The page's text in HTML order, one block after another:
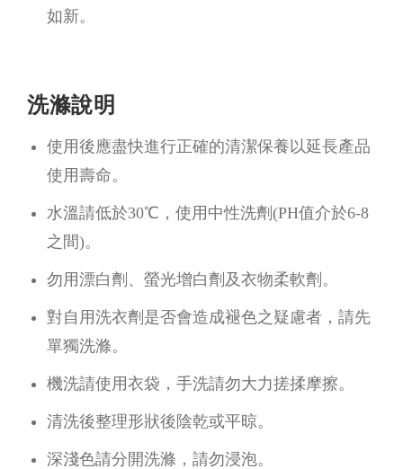
如新。
洗滌說明
使用後應盡快進行正確的清潔保養以延長產品
使用壽命。
水溫請低於30℃，使用中性洗劑(PH值介於6-8
之間)。
勿用漂白劑、螢光增白劑及衣物柔軟劑。
對自用洗衣劑是否會造成褪色之疑慮者，請先
單獨洗滌。
機洗請使用衣袋，手洗請勿大力搓揉摩擦。
清洗後整理形狀後陰乾或平晾。
深淺色請分開洗滌，請勿浸泡。